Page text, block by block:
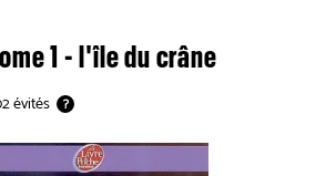
1 - l'île du crâne
évités ?